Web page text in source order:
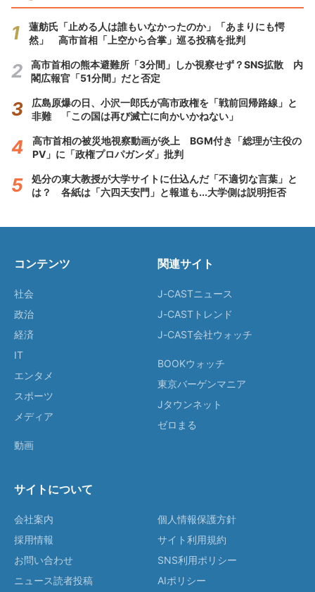
蓮舫氏「止める人は誰もいなかったのか」「あまりにも愕
然」 高市首相「上空から合掌」巡る投稿を批判
高市首相の熊本避難所「3分間」しか視察せず？SNS拡散 内
閣広報官「51分間」だと否定
広島原爆の日、小沢一郎氏が高市政権を「戦前回帰路線」と
非難 「この国は再び滅亡に向かいかねない」
高市首相の被災地視察動画が炎上 BGM付き「総理が主役の
PV」に「政権プロパガンダ」批判
処分の東大教授が大学サイトに仕込んだ「不適切な言葉」と
は？ 各紙は「六四天安門」と報道も...大学側は説明拒否
コンテンツ
社会
政治
経済
IT
エンタメ
スポーツ
メディア
動画
関連サイト
J-CASTニュース
J-CASTトレンド
J-CAST会社ウォッチ
BOOKウォッチ
東京バーゲンマニア
Jタウンネット
ゼロまる
サイトについて
会社案内
採用情報
お問い合わせ
ニュース読者投稿
個人情報保護方針
サイト利用規約
SNS利用ポリシー
AIポリシー